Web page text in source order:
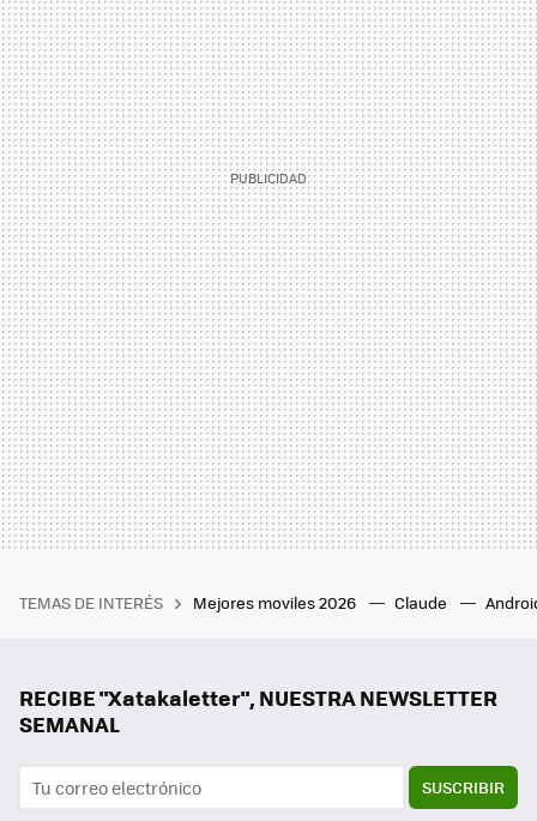
TEMAS DE INTERÉS Mejores moviles 2026 Claude
RECIBE "Xatakaletter", NUESTRA NEWSLETTER
SEMANAL
SUSCRIBIR